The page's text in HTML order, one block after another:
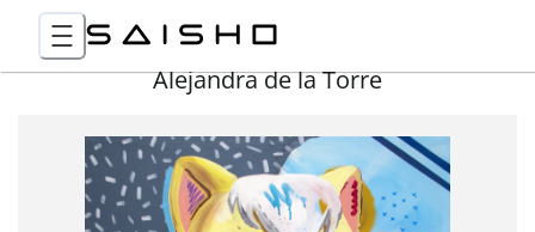
Alejandra de la Torre